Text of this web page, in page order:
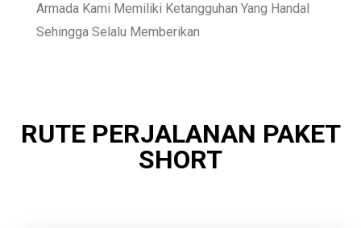
Armada Kami Memiliki Ketangguhan Yang Handal
Sehingga Selalu Memberikan
RUTE PERJALANAN PAKET
SHORT